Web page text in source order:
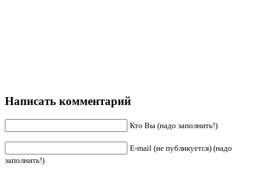
Написать комментарий
Кто Вы (надо заполнить!)
E-mail (не публикуется) (надо
заполнить!)